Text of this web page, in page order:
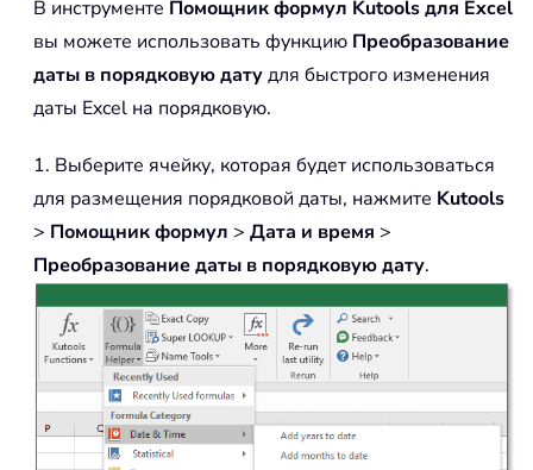
В инструменте Помощник формул Kutools для Excel
вы можете использовать функцию Преобразование
даты в порядковую датудля быстрого изменения
даты Excel на порядковую.
1. Выберите ячейку, которая будет использоваться
для размещения порядковой даты, нажмите Kutools
> Помощник формул > Дата и время >
Преобразование даты в порядковую дату.